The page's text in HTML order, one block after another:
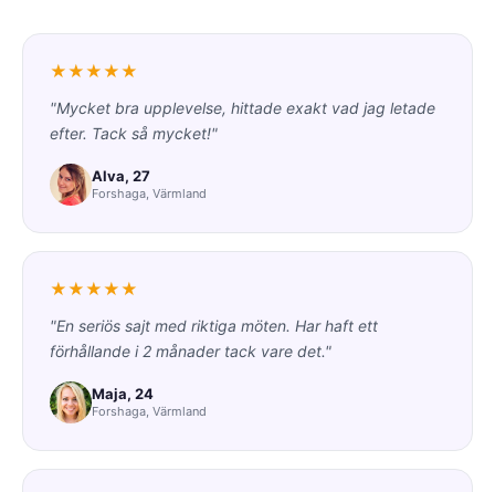
★★★★★
"Mycket bra upplevelse, hittade exakt vad jag letade
efter. Tack så mycket!"
Alva, 27
Forshaga, Värmland
★★★★★
"En seriös sajt med riktiga möten. Har haft ett
förhållande i 2 månader tack vare det."
Maja, 24
Forshaga, Värmland